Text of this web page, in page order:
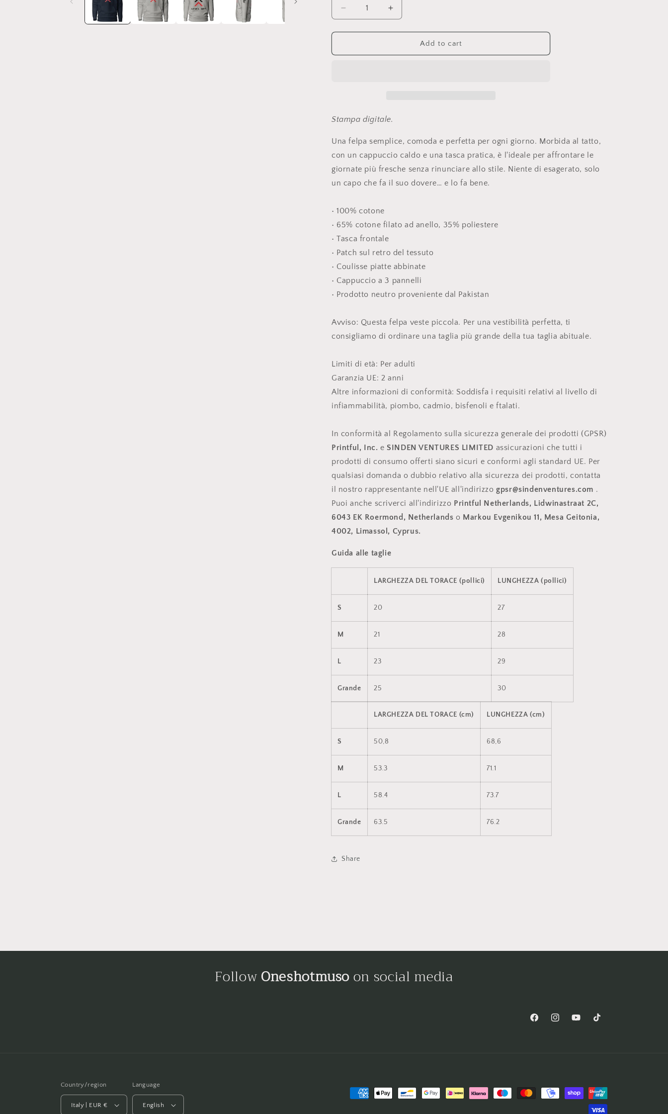
Decrease
quantity
for
stampa
Increase
quantity
for
stampa
Add to cart
Stampa digitale.
Una felpa semplice, comoda e perfetta per ogni giorno. Morbida al tatto,
con un cappuccio caldo e una tasca pratica, è l'ideale per affrontare le
giornate più fresche senza rinunciare allo stile. Niente di esagerato, solo
un capo che fa il suo dovere… e lo fa bene.
• 100% cotone
• 65% cotone filato ad anello, 35% poliestere
• Tasca frontale
• Patch sul retro del tessuto
• Coulisse piatte abbinate
• Cappuccio a 3 pannelli
• Prodotto neutro proveniente dal Pakistan
Avviso: Questa felpa veste piccola. Per una vestibilità perfetta, ti
consigliamo di ordinare una taglia più grande della tua taglia abituale.
Limiti di età: Per adulti
Garanzia UE: 2 anni
Altre informazioni di conformità: Soddisfa i requisiti relativi al livello di
infiammabilità, piombo, cadmio, bisfenoli e ftalati.
In conformità al Regolamento sulla sicurezza generale dei prodotti (GPSR)
Printful, Inc. e SINDEN VENTURES LIMITED assicurazioni che tutti i
prodotti di consumo offerti siano sicuri e conformi agli standard UE. Per
qualsiasi domanda o dubbio relativo alla sicurezza dei prodotti, contatta
il nostro rappresentante nell'UE all'indirizzogpsr@sindenventures.com .
Puoi anche scriverci all'indirizzo Printful Netherlands, Lidwinastraat 2C,
6043 EK Roermond, Netherlands o Markou Evgenikou 11, Mesa Geitonia,
4002, Limassol, Cyprus.
Guida alle taglie
LARGHEZZA DEL TORACE (pollici) LUNGHEZZA (pollici)
S 20 27
M 21 28
L 23 29
Grande 25 30
LARGHEZZA DEL TORACE (cm) LUNGHEZZA (cm)
S 50,8 68,6
M 53.3 71.1
L 58.4 73.7
Grande 63.5 76.2
Share
FollowOneshotmusoon social media
FacebookInstagramYouTubeTikTok
Country/region
Italy | EUR €
Language
English
Payment